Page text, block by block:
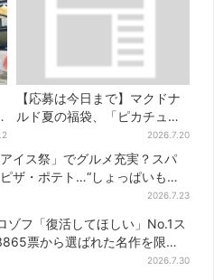
【応募は今日まで】マクドナ
ルド夏の福袋、「ピカチュウ
のポテトタイマー」などグッ
ズ3品＆商品券付きで3900円
2026.7.20
イス祭」でグルメ充実？スパ
ザ・ポテト…“しょっぱいもの
2026.7.23
ゾフ「復活してほしい」No.1ス
票から選ばれた名作を限定
2026.7.30